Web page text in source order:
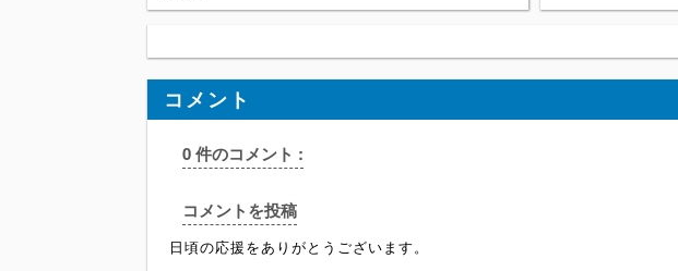
コメント
0 件のコメント :
コメントを投稿
日頃の応援をありがとうございます。